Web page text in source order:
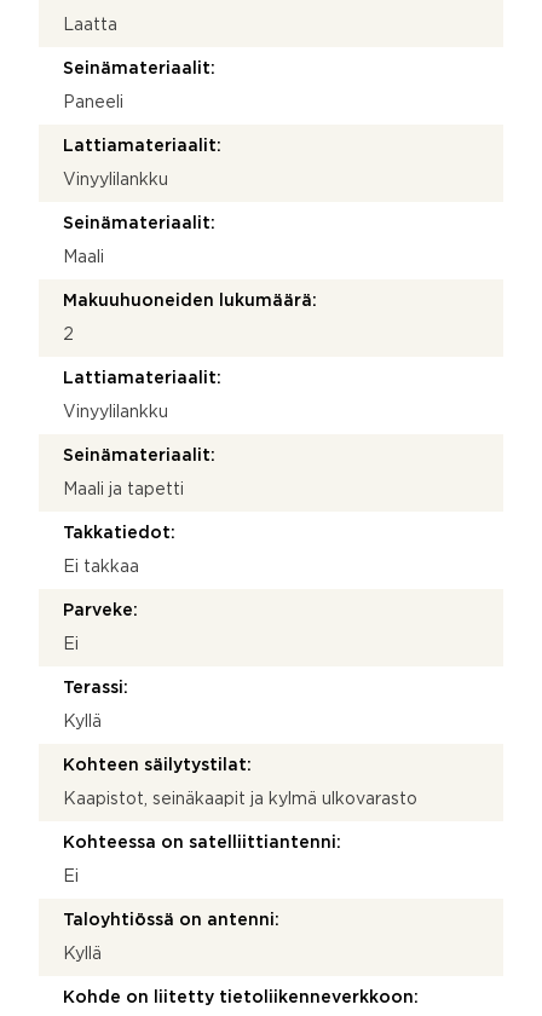
Laatta
Seinämateriaalit:
Paneeli
Lattiamateriaalit:
Vinyylilankku
Seinämateriaalit:
Maali
Makuuhuoneiden lukumäärä:
2
Lattiamateriaalit:
Vinyylilankku
Seinämateriaalit:
Maali ja tapetti
Takkatiedot:
Ei takkaa
Parveke:
Ei
Terassi:
Kyllä
Kohteen säilytystilat:
Kaapistot, seinäkaapit ja kylmä ulkovarasto
Kohteessa on satelliittiantenni:
Ei
Taloyhtiössä on antenni:
Kyllä
Kohde on liitetty tietoliikenneverkkoon: